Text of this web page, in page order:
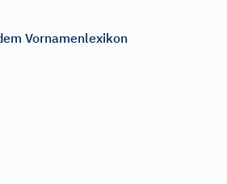
Vornamenlexikon